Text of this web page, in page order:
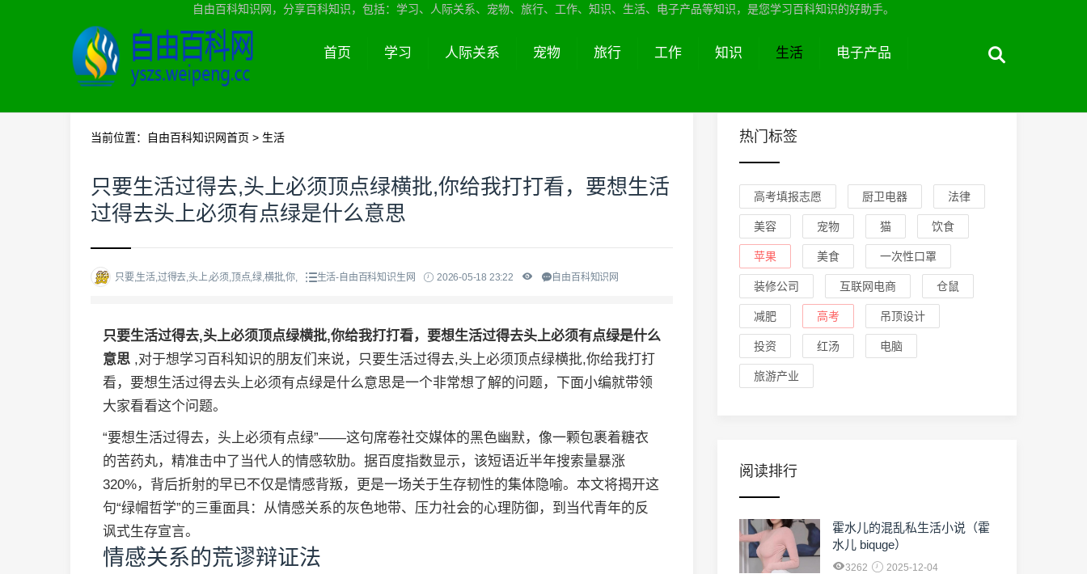
自由百科知识网，分享百科知识，包括：学习、人际关系、宠物、旅行、工作、知识、生活、电子产品等知识，是您学习百科知识的好助手。
首页 学习 人际关系 宠物 旅行 工作 知识 生活 电子产品
当前位置： 自由百科知识网首页 > 生活
只要生活过得去,头上必须顶点绿横批,你给我打打看，要想生活
过得去头上必须有点绿是什么意思
只要,生活,过得去,头上,必须,顶点,绿,横批,你, 生活-自由百科知识生网 2026-05-18 23:22 自由百科知识网
只要生活过得去,头上必须顶点绿横批,你给我打打看，要想生活过得去头上必须有点绿是什么
意思 ,对于想学习百科知识的朋友们来说，只要生活过得去,头上必须顶点绿横批,你给我打打
看，要想生活过得去头上必须有点绿是什么意思是一个非常想了解的问题，下面小编就带领
大家看看这个问题。
“要想生活过得去，头上必须有点绿”——这句席卷社交媒体的黑色幽默，像一颗包裹着糖衣
的苦药丸，精准击中了当代人的情感软肋。据百度指数显示，该短语近半年搜索量暴涨
320%，背后折射的早已不仅是情感背叛，更是一场关于生存韧性的集体隐喻。本文将揭开这
句“绿帽哲学”的三重面具：从情感关系的灰色地带、压力社会的心理防御，到当代青年的反
讽式生存宣言。
情感关系的荒谬辩证法
热门标签
高考填报志愿 厨卫电器 法律
美容 宠物 猫 饮食
苹果 美食 一次性口罩
装修公司 互联网电商 仓鼠
减肥 高考 吊顶设计
投资 红汤 电脑
旅游产业
阅读排行
霍水儿的混乱私生活小说（霍
水儿 biquge）
3262 2025-12-04